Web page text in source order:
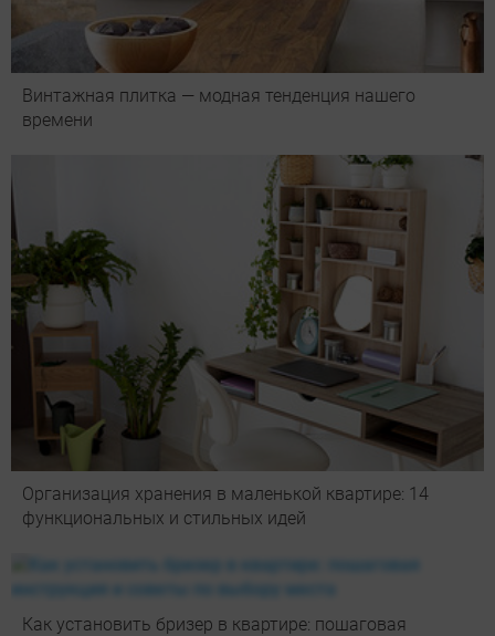
Винтажная плитка — модная тенденция нашего
времени
Организация хранения в маленькой квартире: 14
функциональных и стильных идей
Как установить бризер в квартире: пошаговая